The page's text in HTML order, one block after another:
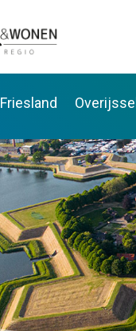
Friesland Overijssel